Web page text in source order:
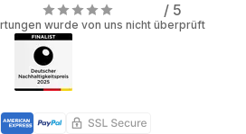
/ 5
wurde von uns nicht überprüft